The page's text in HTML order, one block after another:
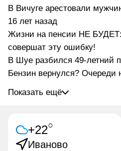
В Вичуге арестовали
16 лет назад
Жизни на пенсии НЕ
совершат эту ошибку!
В Шуе разбился 49-летний
Бензин вернулся? Очереди
Показать ещё
+22○
Иваново